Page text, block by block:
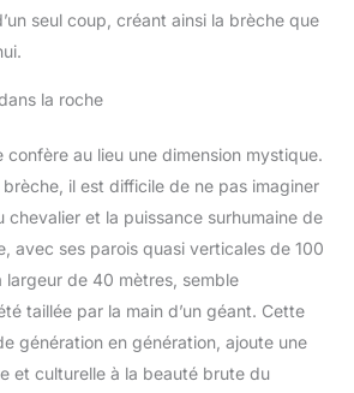
seul coup, créant ainsi la brèche que
la roche
confère au lieu une dimension mystique.
il est difficile de ne pas imaginer
chevalier et la puissance surhumaine de
avec ses parois quasi verticales de 100
largeur de 40 mètres, semble
taillée par la main d’un géant. Cette
génération en génération, ajoute une
et culturelle à la beauté brute du